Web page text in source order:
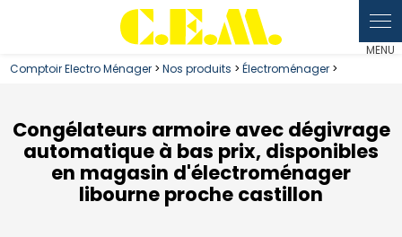
Comptoir Electro Ménager >Nos produits >Électroménager >
Congélateurs armoire avec dégivrage
automatique à bas prix, disponibles
en magasin d'électroménager
libourne proche castillon
Panneau de gestion des cookies